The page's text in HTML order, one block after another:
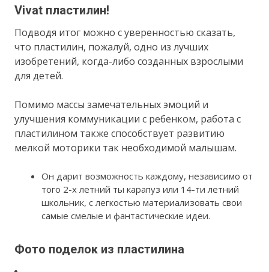
Vivat пластилин!
Подводя итог можно с уверенностью сказать,
что пластилин, пожалуй, одно из лучших
изобретений, когда-либо созданных взрослыми
для детей.
Помимо массы замечательных эмоций и
улучшения коммуникации с ребенком, работа с
пластилином также способствует развитию
мелкой моторики так необходимой малышам.
Он дарит возможность каждому, независимо от
того 2-х летний ты карапуз или 14-ти летний
школьник, с легкостью материализовать свои
самые смелые и фантастические идеи.
Фото поделок из пластилина